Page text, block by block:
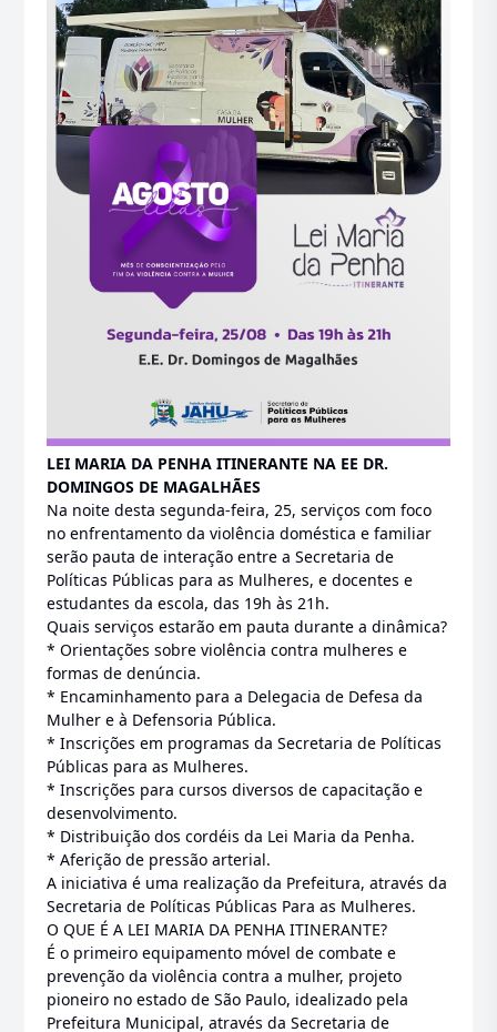
LEI MARIA DA PENHA ITINERANTE NA EE DR.
DOMINGOS DE MAGALHÃES
Na noite desta segunda-feira, 25, serviços com foco
no enfrentamento da violência doméstica e familiar
serão pauta de interação entre a Secretaria de
Políticas Públicas para as Mulheres, e docentes e
estudantes da escola, das 19h às 21h.
Quais serviços estarão em pauta durante a dinâmica?
* Orientações sobre violência contra mulheres e
formas de denúncia.
* Encaminhamento para a Delegacia de Defesa da
Mulher e à Defensoria Pública.
* Inscrições em programas da Secretaria de Políticas
Públicas para as Mulheres.
* Inscrições para cursos diversos de capacitação e
desenvolvimento.
* Distribuição dos cordéis da Lei Maria da Penha.
* Aferição de pressão arterial.
A iniciativa é uma realização da Prefeitura, através da
Secretaria de Políticas Públicas Para as Mulheres.
O QUE É A LEI MARIA DA PENHA ITINERANTE?
É o primeiro equipamento móvel de combate e
prevenção da violência contra a mulher, projeto
pioneiro no estado de São Paulo, idealizado pela
Prefeitura Municipal, através da Secretaria de